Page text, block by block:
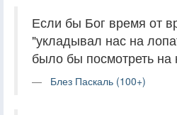
Если бы Бог время от
"укладывал нас на
было бы посмотреть на
Блез Паскаль (100+)